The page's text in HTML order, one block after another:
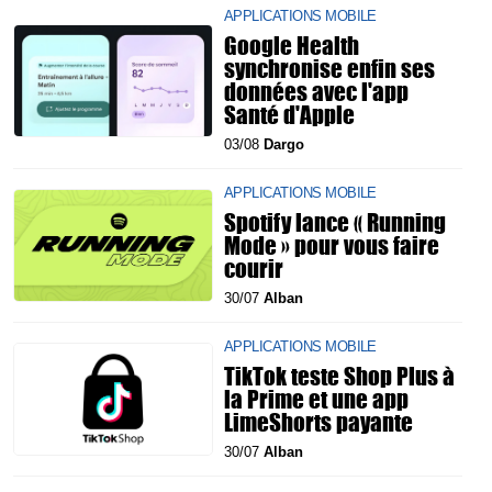
APPLICATIONS MOBILE
Google Health
synchronise enfin ses
données avec l'app
Santé d'Apple
03/08 Dargo
APPLICATIONS MOBILE
Spotify lance « Running
Mode » pour vous faire
courir
30/07 Alban
APPLICATIONS MOBILE
TikTok teste Shop Plus à
la Prime et une app
LimeShorts payante
30/07 Alban